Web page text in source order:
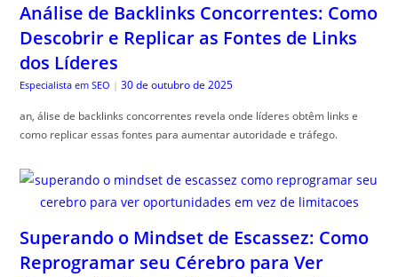
Análise de Backlinks Concorrentes: Como
Descobrir e Replicar as Fontes de Links
dos Líderes
Especialista em SEO | 30 de outubro de 2025
an, álise de backlinks concorrentes revela onde líderes obtêm links e
como replicar essas fontes para aumentar autoridade e tráfego.
Superando o Mindset de Escassez: Como
Reprogramar seu Cérebro para Ver